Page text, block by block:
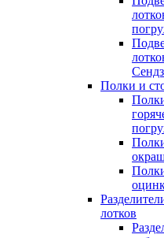
Полки и
лотков